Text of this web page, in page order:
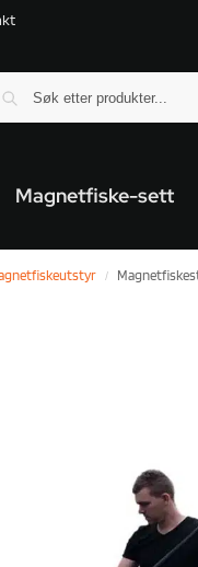
Magnetfiske-sett
/